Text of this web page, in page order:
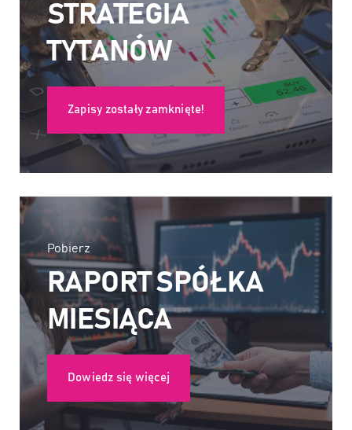
STRATEGIA
TYTANÓW
Zapisy zostały zamknięte!
Pobierz
RAPORT SPÓŁKA
MIESIĄCA
Dowiedz się więcej